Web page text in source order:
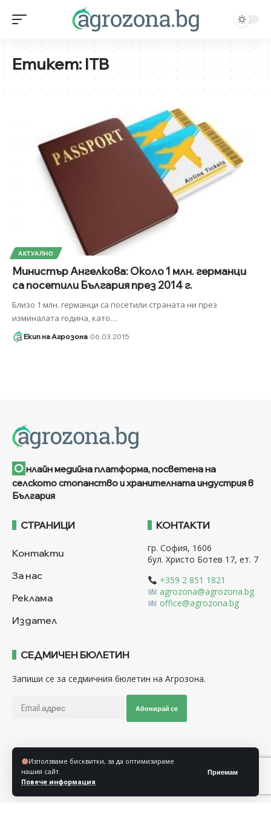
Използваме бисквитки, за да оптимизираме
нашия сайт.
Повече информация
Приемам
Етикет:ITB
АКТУАЛНО
Министър Ангелкова: Около 1 млн. германци
са посетили България през 2014 г.
Близо 1 млн. германци са посетили страната ни през
изминалата година, като…
Екип на Агрозона 06.03.2015
О нлайн медийна платформа, посветена на
селското стопанство и хранителната индустрия в
България
СТРАНИЦИ
Контакти
За нас
Реклама
Издател
КОНТАКТИ
гр. София, 1606
бул. Христо Ботев 17, ет. 7
+359 2 851 1821
agrozona@agrozona.bg
office@agrozona.bg
СЕДМИЧЕН БЮЛЕТИН
Запиши се за седмичния бюлетин на Агрозона.
Абонирай се
Последвайте ни